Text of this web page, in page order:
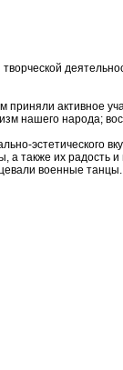
приняли активное
нашего народа;
эстетического
а также их радость
военные танцы.